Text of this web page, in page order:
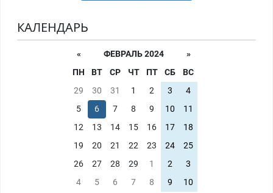
КАЛЕНДАРЬ
« ФЕВРАЛЬ 2024
»
ПН
ВТ СР ЧТ ПТ СБ
ВС
29
30 31 1 2 3
4
5
6 7 8 9 10
11
12
13 14 15 16 17
18
19
20 21 22 23 24
25
26
27 28 29 1 2
3
4
5 6 7 8 9 10